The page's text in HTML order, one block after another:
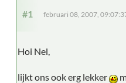
#1 februari 08, 2007,
Hoi Nel,
lijkt ons ook erg lekker